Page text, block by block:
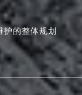
护的整体规划